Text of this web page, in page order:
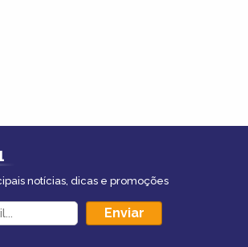
notícias, dicas e promoções